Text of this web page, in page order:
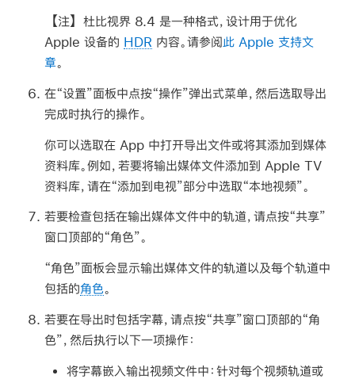
【注】杜比视界 8.4 是一种格式，设计用于优化
Apple 设备的 HDR 内容。请参阅此 Apple 支持文
章。
在“设置”面板中点按“操作”弹出式菜单，然后选取导出
完成时执行的操作。
你可以选取在 App 中打开导出文件或将其添加到媒体
资料库。例如，若要将输出媒体文件添加到 Apple TV
资料库，请在“添加到电视”部分中选取“本地视频”。
若要检查包括在输出媒体文件中的轨道，请点按“共享”
窗口顶部的“角色”。
“角色”面板会显示输出媒体文件的轨道以及每个轨道中
包括的角色。
若要在导出时包括字幕，请点按“共享”窗口顶部的“角
色”，然后执行以下一项操作：
将字幕嵌入输出视频文件中：针对每个视频轨道或